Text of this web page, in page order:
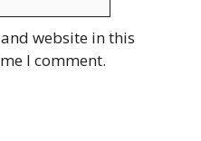
website in this
I comment.